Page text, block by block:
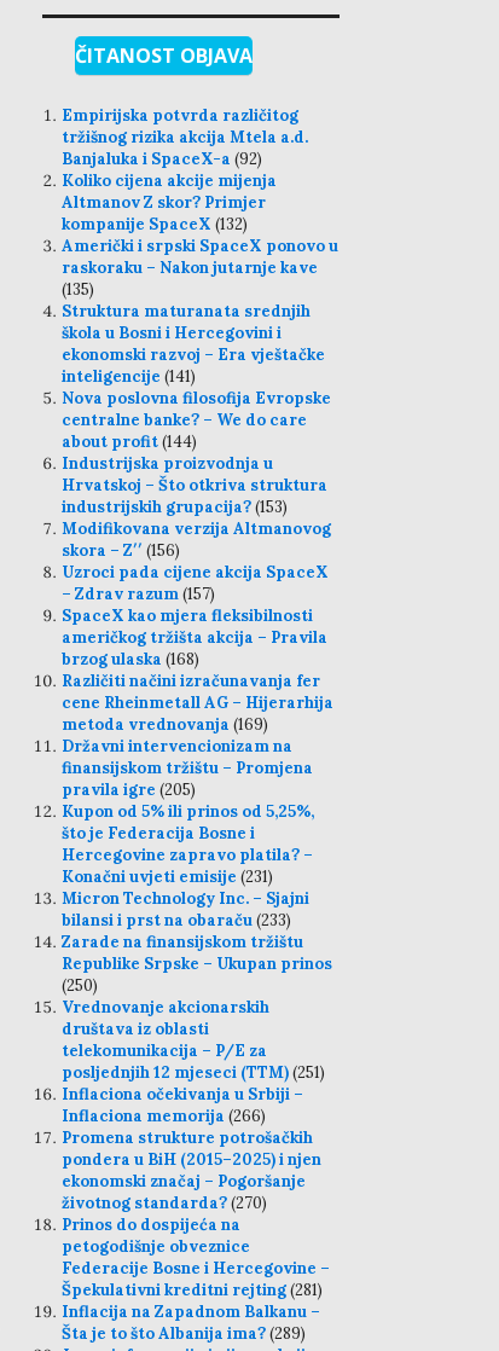
ČITANOST OBJAVA
Empirijska potvrda različitog
tržišnog rizika akcija Mtela a.d.
Banjaluka i SpaceX-a (92)
Koliko cijena akcije mijenja
Altmanov Z skor? Primjer
kompanije SpaceX (132)
Američki i srpski SpaceX ponovo u
raskoraku – Nakon jutarnje kave
(135)
Struktura maturanata srednjih
škola u Bosni i Hercegovini i
ekonomski razvoj – Era vještačke
inteligencije (141)
Nova poslovna filosofija Evropske
centralne banke? – We do care
about profit(144)
Industrijska proizvodnja u
Hrvatskoj – Što otkriva struktura
industrijskih grupacija?(153)
Modifikovana verzija Altmanovog
skora – Z′′ (156)
Uzroci pada cijene akcija SpaceX
– Zdrav razum(157)
SpaceX kao mjera fleksibilnosti
američkog tržišta akcija – Pravila
brzog ulaska (168)
Različiti načini izračunavanja fer
cene Rheinmetall AG – Hijerarhija
metoda vrednovanja (169)
Državni intervencionizam na
finansijskom tržištu – Promjena
pravila igre (205)
Kupon od 5% ili prinos od 5,25%,
što je Federacija Bosne i
Hercegovine zapravo platila? –
Konačni uvjeti emisije (231)
Micron Technology Inc. – Sjajni
bilansi i prst na obaraču(233)
Zarade na finansijskom tržištu
Republike Srpske – Ukupan prinos
(250)
Vrednovanje akcionarskih
društava iz oblasti
telekomunikacija – P/E za
posljednjih 12 mjeseci (TTM)(251)
Inflaciona očekivanja u Srbiji –
Inflaciona memorija (266)
Promena strukture potrošačkih
pondera u BiH (2015–2025) i njen
ekonomski značaj – Pogoršanje
životnog standarda?(270)
Prinos do dospijeća na
petogodišnje obveznice
Federacije Bosne i Hercegovine –
Špekulativni kreditni rejting(281)
Inflacija na Zapadnom Balkanu –
Šta je to što Albanija ima?(289)